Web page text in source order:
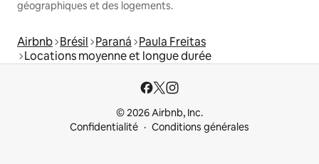
géographiques et des logements.
Airbnb Brésil Paraná Paula Freitas
Locations moyenne et longue durée
© 2026 Airbnb, Inc.
Confidentialité
Conditions générales